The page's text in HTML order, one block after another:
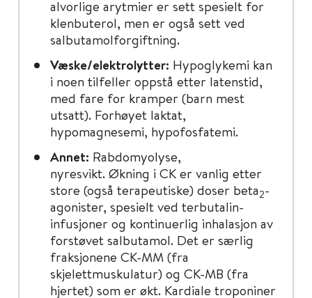
alvorlige arytmier er sett spesielt for
klenbuterol, men er også sett ved
salbutamolforgiftning.
Væske/elektrolytter: Hypoglykemi kan
i noen tilfeller oppstå etter latenstid,
med fare for kramper (barn mest
utsatt). Forhøyet laktat,
hypomagnesemi, hypofosfatemi.
Annet: Rabdomyolyse,
nyresvikt. Økning i CK er vanlig etter
store (også terapeutiske) doser beta2-
agonister, spesielt ved terbutalin-
infusjoner og kontinuerlig inhalasjon av
forstøvet salbutamol. Det er særlig
fraksjonene CK-MM (fra
skjelettmuskulatur) og CK-MB (fra
hjertet) som er økt. Kardiale troponiner